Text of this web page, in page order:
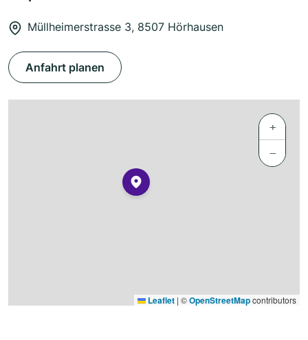
Müllheimerstrasse 3, 8507 Hörhausen
Anfahrt planen
+
−
Leaflet | ©OpenStreetMapcontributors